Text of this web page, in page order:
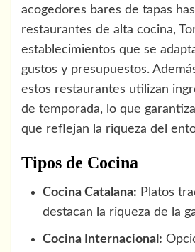
acogedores bares de tapas
restaurantes de alta cocina,
establecimientos que se
gustos y presupuestos.
estos restaurantes utilizan
de temporada, lo que
que reflejan la riqueza del
Tipos de Cocina
Cocina Catalana: Platos
destacan la riqueza de la
Cocina Internacional: